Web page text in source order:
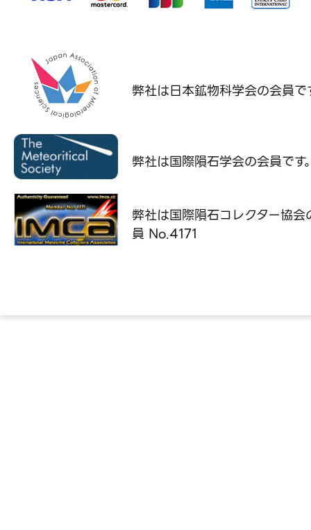
弊社は日本鉱物科学会の会員で
弊社は国際隕石学会の会員です
弊社は国際隕石コレクター協会
員 No.4171